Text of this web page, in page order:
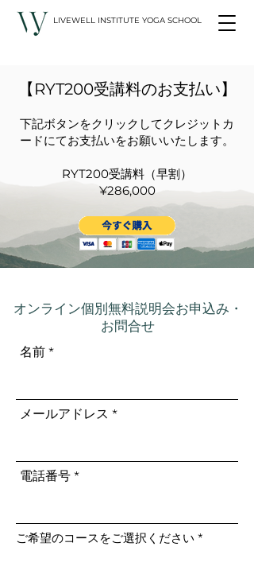
LIVEWELL INSTITUTE YOGA SCHOOL
【RYT200受講料のお支払い】
下記ボタンをクリックしてクレジットカ
ードにてお支払いをお願いいたします。
RYT200受講料（早割）
​¥286,000
オンライン個別無料説明会お申込み・
お問合せ
名前
メールアドレス
電話番号
ご希望のコースをご選択ください *